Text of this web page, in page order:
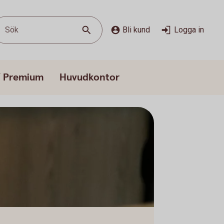
Sök Bli kund Logga in
Huvudkontor